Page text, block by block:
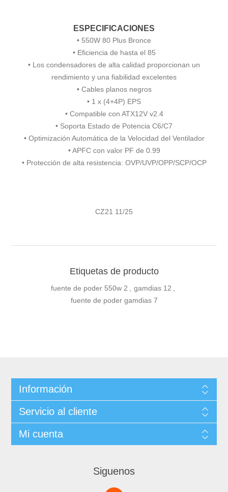
ESPECIFICACIONES
• 550W 80 Plus Bronce
• Eficiencia de hasta el 85
• Los condensadores de alta calidad proporcionan un
rendimiento y una fiabilidad excelentes
• Cables planos negros
• 1 x (4+4P) EPS
• Compatible con ATX12V v2.4
• Soporta Estado de Potencia C6/C7
• Optimización Automática de la Velocidad del Ventilador
• APFC con valor PF de 0.99
• Protección de alta resistencia: OVP/UVP/OPP/SCP/OCP
CZ21 11/25
Etiquetas de producto
fuente de poder 550w 2 , gamdias 12 ,
fuente de poder gamdias 7
Información
Servicio al cliente
Mi cuenta
Siguenos